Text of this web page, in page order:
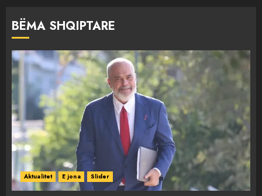
BËMA SHQIPTARE
Aktualitet E jona Slider